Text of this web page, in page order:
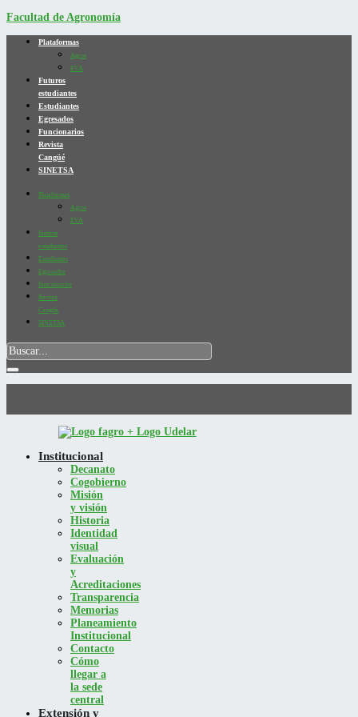
Facultad de Agronomía
Plataformas
Agros
EVA
Futuros
estudiantes
Estudiantes
Egresados
Funcionarios
Revista
Cangüé
SINETSA
Plataformas
Agros
EVA
Futuros
estudiantes
Estudiantes
Egresados
Funcionarios
Revista
Cangüé
SINETSA
Institucional
Decanato
Cogobierno
Misión
y visión
Historia
Identidad
visual
Evaluación
y
Acreditaciones
Transparencia
Memorias
Planeamiento
Institucional
Contacto
Cómo
llegar a
la sede
central
Extensión y